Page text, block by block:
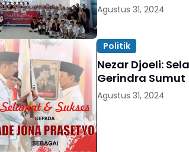
Agustus 31, 2024
Politik
Nezar Djoeli:
Gerindra Sumut
Agustus 31, 2024